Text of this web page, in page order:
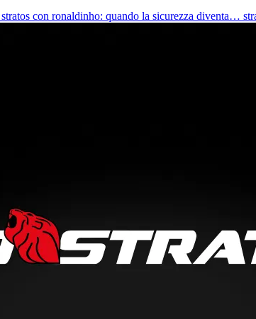
stratos con ronaldinho: quando la sicurezza diventa…